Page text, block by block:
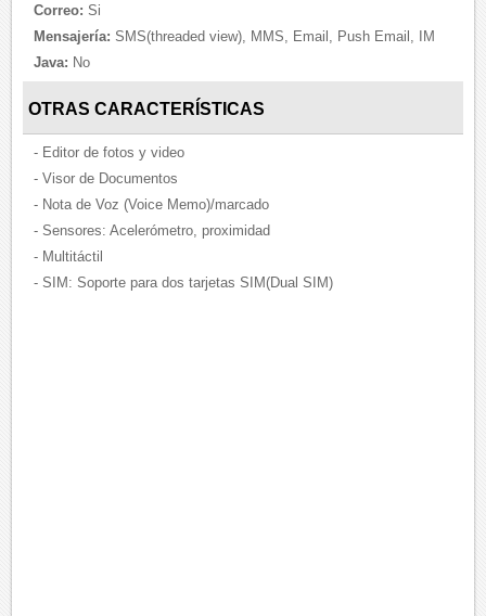
Correo: Si
Mensajería: SMS(threaded view), MMS, Email, Push Email, IM
Java: No
OTRAS CARACTERÍSTICAS
- Editor de fotos y video
- Visor de Documentos
- Nota de Voz (Voice Memo)/marcado
- Sensores: Acelerómetro, proximidad
- Multitáctil
- SIM: Soporte para dos tarjetas SIM(Dual SIM)